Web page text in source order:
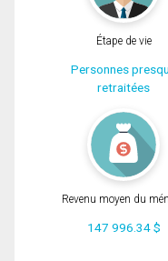
Étape de vie
Personnes
retraitées
Revenu moyen du
147 996.34 $